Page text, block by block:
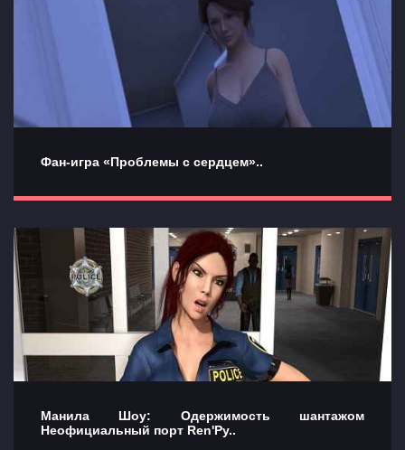
Фан-игра «Проблемы с сердцем»..
Манила Шоу: Одержимость шантажом
Неофициальный порт Ren'Py..